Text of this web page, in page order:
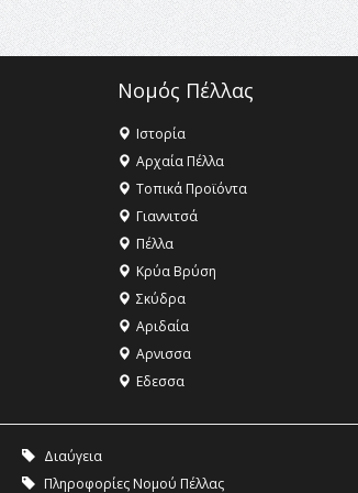
Νομός Πέλλας
Ιστορία
Αρχαία Πέλλα
Τοπικά Προϊόντα
Γιαννιτσά
Πέλλα
Κρύα Βρύση
Σκύδρα
Αριδαία
Aρνισσα
Eδεσσα
Διαύγεια
Πληροφορίες Νομού Πέλλας